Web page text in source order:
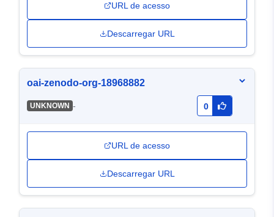
URL de acesso
Descarregar URL
oai-zenodo-org-18968882
UNKNOWN - 0
URL de acesso
Descarregar URL